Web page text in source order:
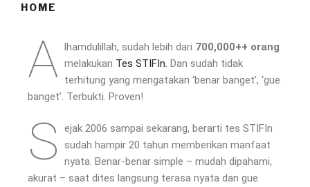
HOME
A lhamdulillah, sudah lebih dari 700,000++ orang
melakukan Tes STIFIn. Dan sudah tidak
terhitung yang mengatakan ‘benar banget’, ‘gue
banget’. Terbukti. Proven!
S
ejak 2006 sampai sekarang, berarti tes STIFIn
sudah hampir 20 tahun memberikan manfaat
nyata. Benar-benar simple – mudah dipahami,
akurat – saat dites langsung terasa nyata dan gue